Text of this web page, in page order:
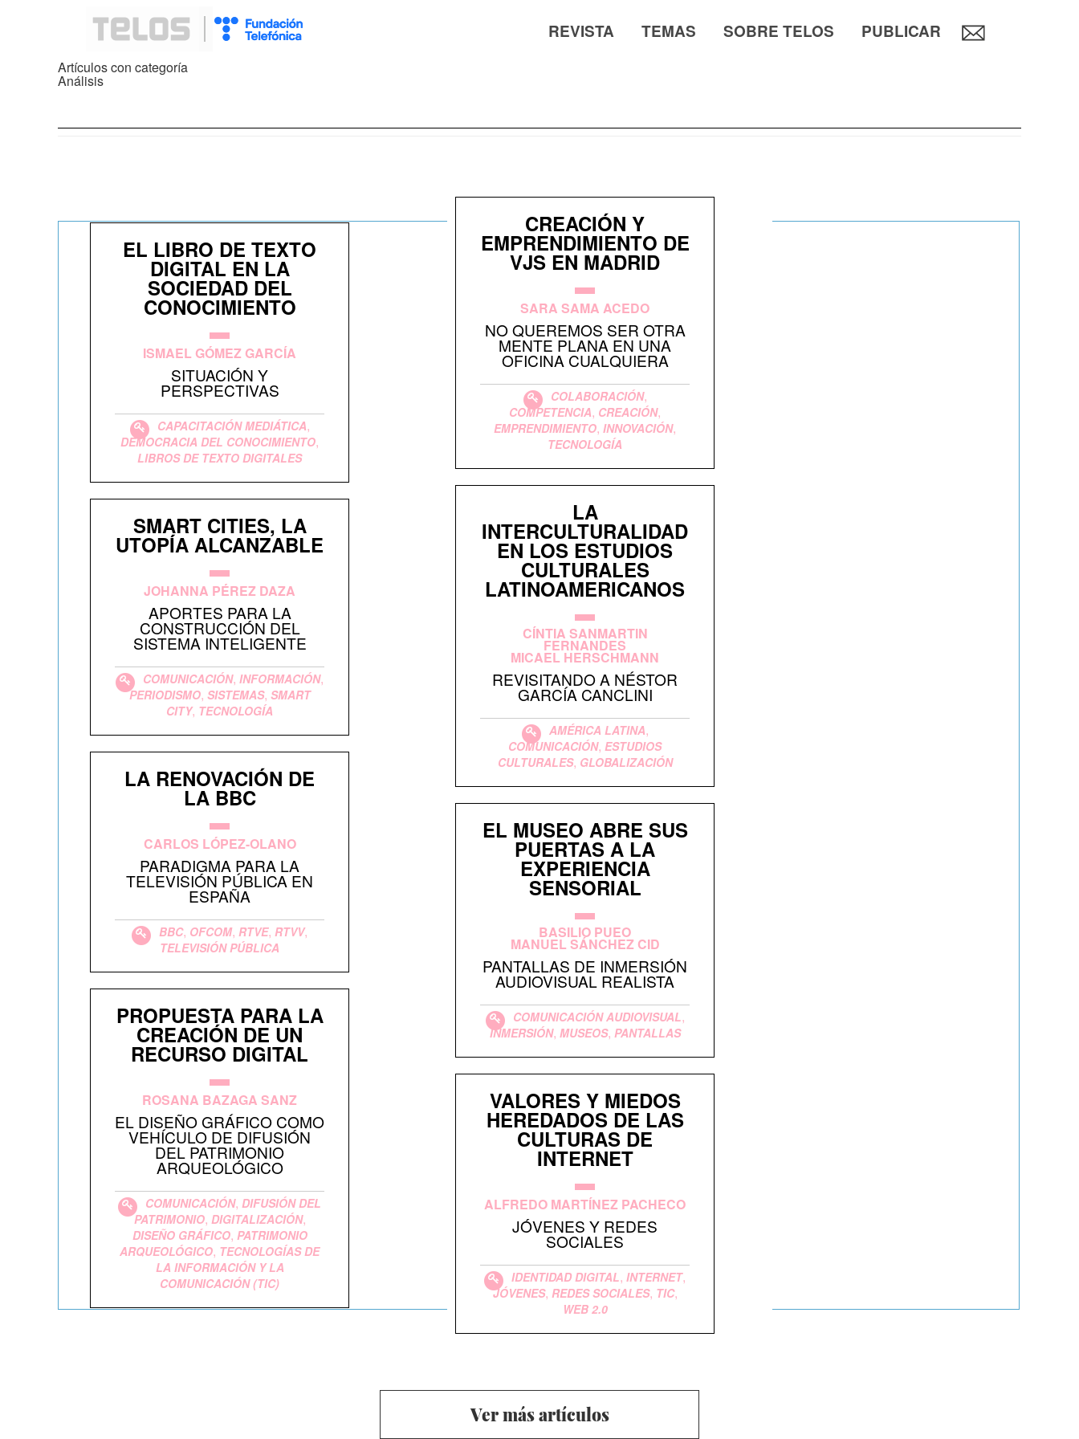
REVISTA TEMAS SOBRE TELOS PUBLICAR
Artículos con categoría
Análisis
EL LIBRO DE TEXTO
DIGITAL EN LA
SOCIEDAD DEL
CONOCIMIENTO
ISMAEL GÓMEZ GARCÍA
SITUACIÓN Y
PERSPECTIVAS
CAPACITACIÓN MEDIÁTICA,
DEMOCRACIA DEL CONOCIMIENTO,
LIBROS DE TEXTO DIGITALES
SMART CITIES, LA
UTOPÍA ALCANZABLE
JOHANNA PÉREZ DAZA
APORTES PARA LA
CONSTRUCCIÓN DEL
SISTEMA INTELIGENTE
COMUNICACIÓN, INFORMACIÓN,
PERIODISMO, SISTEMAS, SMART
CITY, TECNOLOGÍA
LA RENOVACIÓN DE
LA BBC
CARLOS LÓPEZ-OLANO
PARADIGMA PARA LA
TELEVISIÓN PÚBLICA EN
ESPAÑA
BBC, OFCOM, RTVE, RTVV,
TELEVISIÓN PÚBLICA
PROPUESTA PARA LA
CREACIÓN DE UN
RECURSO DIGITAL
ROSANA BAZAGA SANZ
EL DISEÑO GRÁFICO COMO
VEHÍCULO DE DIFUSIÓN
DEL PATRIMONIO
ARQUEOLÓGICO
COMUNICACIÓN, DIFUSIÓN DEL
PATRIMONIO, DIGITALIZACIÓN,
DISEÑO GRÁFICO, PATRIMONIO
ARQUEOLÓGICO, TECNOLOGÍAS DE
LA INFORMACIÓN Y LA
COMUNICACIÓN (TIC)
CREACIÓN Y
EMPRENDIMIENTO DE
VJS EN MADRID
SARA SAMA ACEDO
NO QUEREMOS SER OTRA
MENTE PLANA EN UNA
OFICINA CUALQUIERA
COLABORACIÓN,
COMPETENCIA, CREACIÓN,
EMPRENDIMIENTO, INNOVACIÓN,
TECNOLOGÍA
LA
INTERCULTURALIDAD
EN LOS ESTUDIOS
CULTURALES
LATINOAMERICANOS
CÍNTIA SANMARTIN
FERNANDES
MICAEL HERSCHMANN
REVISITANDO A NÉSTOR
GARCÍA CANCLINI
AMÉRICA LATINA,
COMUNICACIÓN, ESTUDIOS
CULTURALES, GLOBALIZACIÓN
EL MUSEO ABRE SUS
PUERTAS A LA
EXPERIENCIA
SENSORIAL
BASILIO PUEO
MANUEL SÁNCHEZ CID
PANTALLAS DE INMERSIÓN
AUDIOVISUAL REALISTA
COMUNICACIÓN AUDIOVISUAL,
INMERSIÓN, MUSEOS, PANTALLAS
VALORES Y MIEDOS
HEREDADOS DE LAS
CULTURAS DE
INTERNET
ALFREDO MARTÍNEZ PACHECO
JÓVENES Y REDES
SOCIALES
IDENTIDAD DIGITAL, INTERNET,
JÓVENES, REDES SOCIALES, TIC,
WEB 2.0
Ver más artículos